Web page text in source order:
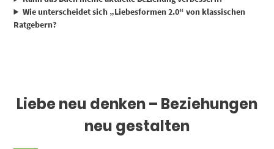
Wie unterscheidet sich „Liebesformen 2.0“ von klassischen
Ratgebern?
Liebe neu denken – Beziehungen
neu gestalten